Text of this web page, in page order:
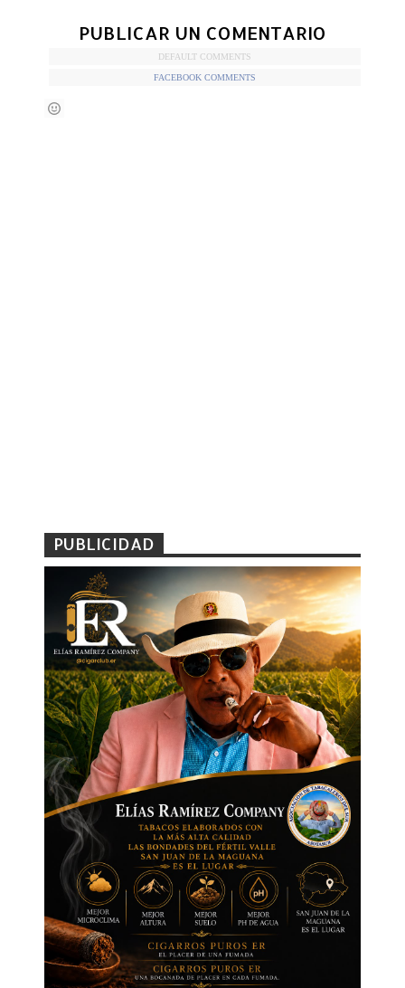
PUBLICAR UN COMENTARIO
DEFAULT COMMENTS
FACEBOOK COMMENTS
PUBLICIDAD